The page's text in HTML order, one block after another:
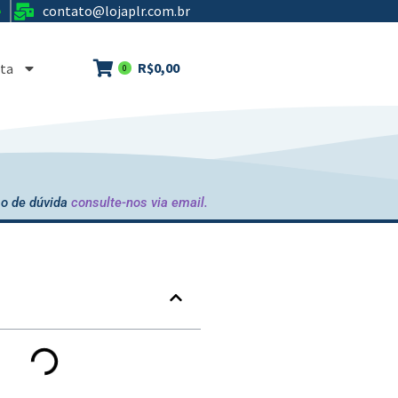
contato@lojaplr.com.br
R$0,00
0
de dúvida consulte-nos via email.